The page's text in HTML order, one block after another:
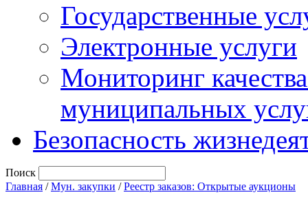
Государственные
Электронные услуги
Мониторинг
муниципальных
Безопасность
Поиск
Главная /Мун. закупки /Реестр заказов: Открытые аукционы